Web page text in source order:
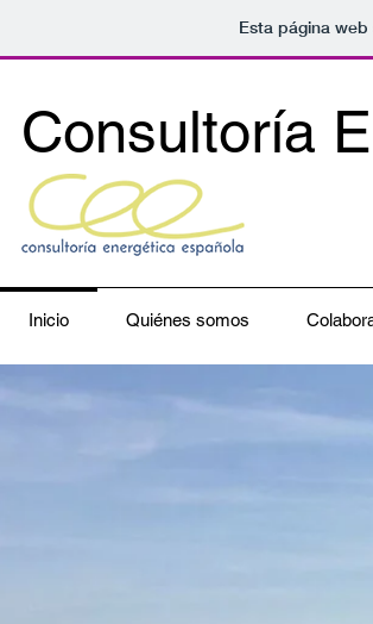
Esta página
Consultoría
Inicio Quiénes somos